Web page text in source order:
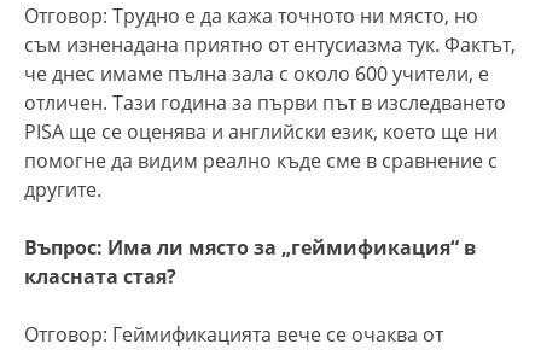
Отговор: Трудно е да кажа точното ни място, но
съм изненадана приятно от ентусиазма тук. Фактът,
че днес имаме пълна зала с около 600 учители, е
отличен. Тази година за първи път в изследването
PISA ще се оценява и английски език, което ще ни
помогне да видим реално къде сме в сравнение с
другите.
Въпрос: Има ли място за „геймификация“ в
класната стая?
Отговор: Геймификацията вече се очаква от